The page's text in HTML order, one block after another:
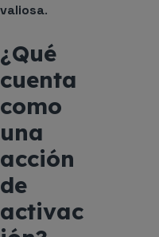
valiosa.
¿Qué
cuenta
como
una
acción
de
activac